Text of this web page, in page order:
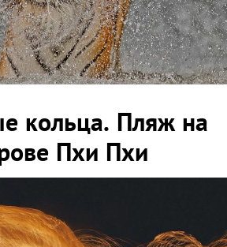
кольца. Пляж на
Пхи Пхи